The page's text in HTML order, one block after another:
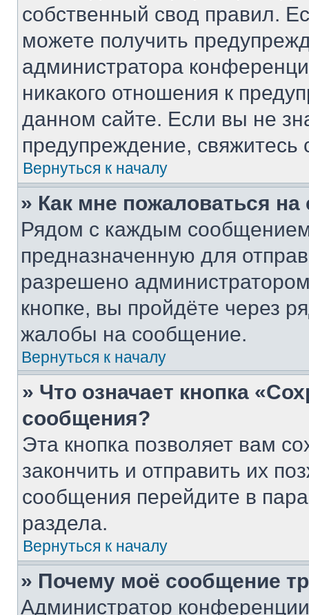
собственный свод правил.
можете получить
администратора
никакого отношения к
данном сайте. Если вы не
предупреждение,
Вернуться к началу
» Как мне пожаловаться
Рядом с каждым сообщением
предназначенную для
разрешено
кнопке, вы пройдёте через
жалобы на сообщение.
Вернуться к началу
» Что означает кнопка
сообщения?
Эта кнопка позволяет вам
закончить и отправить их
сообщения перейдите в
раздела.
Вернуться к началу
» Почему моё сообщение
Администратор